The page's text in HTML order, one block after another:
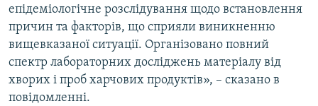
епідеміологічне розслідування щодо встановлення
причин та факторів, що сприяли виникненню
вищевказаної ситуації. Організовано повний
спектр лабораторних досліджень матеріалу від
хворих і проб харчових продуктів», – сказано в
повідомленні.